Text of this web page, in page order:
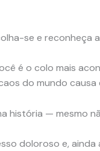
se e reconheça
é o colo mais
do mundo causa
história — mesmo
doloroso e, ainda